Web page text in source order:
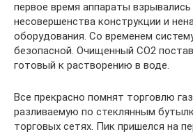
первое время аппараты
несовершенства конструкции и
оборудования. Со временем
безопасной. Очищенный СО2
готовый к растворению в воде.
Все прекрасно помнят торговлю
разливаемую по стеклянным
торговых сетях. Пик пришелся на